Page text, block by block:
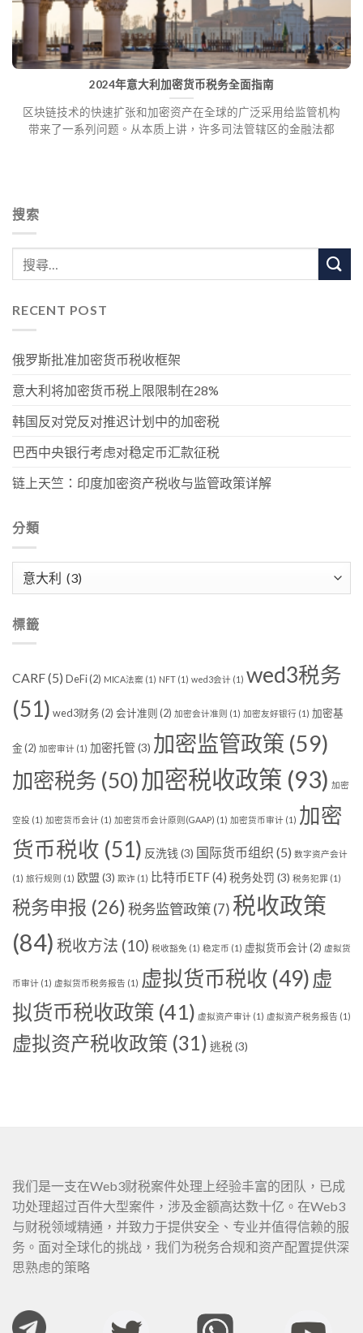
搜索
RECENT POST
俄罗斯批准加密货币税收框架
意大利将加密货币税上限限制在28%
韩国反对党反对推迟计划中的加密税
巴西中央银行考虑对稳定币汇款征税
链上天竺：印度加密资产税收与监管政策详解
分類
標籤
CARF(5) DeFi(2) MICA法案 (1) NFT (1) wed3会计 (1) wed3税务
(51) wed3财务(2) 会计准则 (2) 加密会计准则 (1) 加密友好银行 (1) 加密基
金(2) 加密审计 (1) 加密托管(3) 加密监管政策 (59)
加密税务 (50)加密税收政策 (93) 加密
空投 (1) 加密货币会计 (1) 加密货币会计原则(GAAP) (1) 加密货币审计 (1) 加密
货币税收 (51) 反洗钱 (3) 国际货币组织 (5) 数字资产会计
(1) 旅行规则 (1) 欧盟 (3) 欺诈 (1) 比特币ETF(4) 税务处罚 (3) 税务犯罪 (1)
税务申报 (26) 税务监管政策(7) 税收政策
(84) 税收方法 (10) 税收豁免 (1) 稳定币 (1) 虚拟货币会计(2) 虚拟货
币审计 (1) 虚拟货币税务报告 (1) 虚拟货币税收 (49) 虚
拟货币税收政策 (41) 虚拟资产审计 (1) 虚拟资产税务报告 (1)
虚拟资产税收政策 (31) 逃税 (3)
2024年意大利加密货币税务全面指南
区块链技术的快速扩张和加密资产在全球的广泛采用给监管机构
带来了一系列问题。从本质上讲，许多司法管辖区的金融法都
我们是一支在Web3财税案件处理上经验丰富的团队，已成
功处理超过百件大型案件，涉及金额高达数十亿。在Web3
与财税领域精通，并致力于提供安全、专业并值得信赖的服
务。面对全球化的挑战，我们为税务合规和资产配置提供深
思熟虑的策略